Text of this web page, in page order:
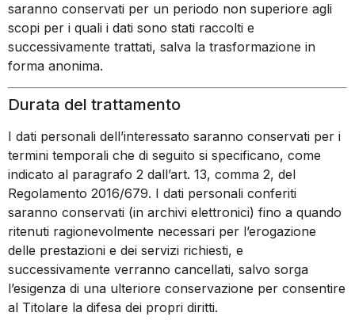
saranno conservati per un periodo non superiore agli
scopi per i quali i dati sono stati raccolti e
successivamente trattati, salva la trasformazione in
forma anonima.
Durata del trattamento
I dati personali dell’interessato saranno conservati per i
termini temporali che di seguito si specificano, come
indicato al paragrafo 2 dall’art. 13, comma 2, del
Regolamento 2016/679. I dati personali conferiti
saranno conservati (in archivi elettronici) fino a quando
ritenuti ragionevolmente necessari per l’erogazione
delle prestazioni e dei servizi richiesti, e
successivamente verranno cancellati, salvo sorga
l’esigenza di una ulteriore conservazione per consentire
al Titolare la difesa dei propri diritti.